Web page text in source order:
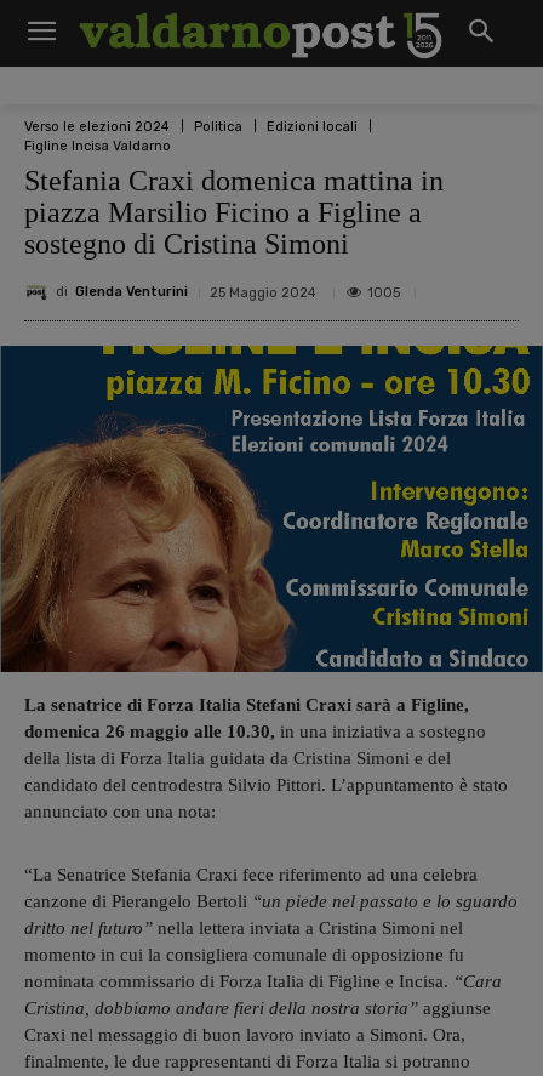
Verso le elezioni 2024 Politica
Edizioni locali
Figline Incisa Valdarno
Stefania Craxi domenica mattina in
piazza Marsilio Ficino a Figline a
sostegno di Cristina Simoni
di Glenda Venturini 25 Maggio 2024 1005
La senatrice di Forza Italia Stefani Craxi sarà a Figline,
domenica 26 maggio alle 10.30, in una iniziativa a sostegno
della lista di Forza Italia guidata da Cristina Simoni e del
candidato del centrodestra Silvio Pittori. L’appuntamento è stato
annunciato con una nota:
“La Senatrice Stefania Craxi fece riferimento ad una celebra
canzone di Pierangelo Bertoli “un piede nel passato e lo sguardo
dritto nel futuro” nella lettera inviata a Cristina Simoni nel
momento in cui la consigliera comunale di opposizione fu
nominata commissario di Forza Italia di Figline e Incisa. “Cara
Cristina, dobbiamo andare fieri della nostra storia” aggiunse
Craxi nel messaggio di buon lavoro inviato a Simoni. Ora,
finalmente, le due rappresentanti di Forza Italia si potranno